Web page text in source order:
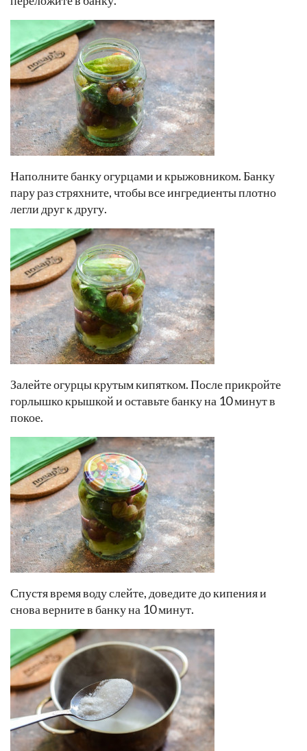
Наполните банку огурцами и крыжовником. Банку
пару раз стряхните, чтобы все ингредиенты плотно
легли друг к другу.
Залейте огурцы крутым кипятком. После прикройте
горлышко крышкой и оставьте банку на 10 минут в
покое.
Спустя время воду слейте, доведите до кипения и
снова верните в банку на 10 минут.